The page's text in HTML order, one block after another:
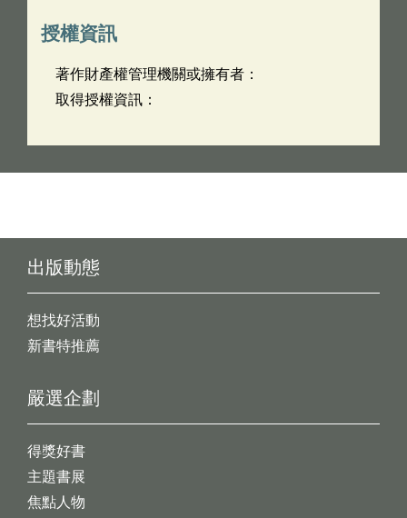
授權資訊
著作財產權管理機關或擁有者：
取得授權資訊：
出版動態
想找好活動
新書特推薦
嚴選企劃
得獎好書
主題書展
焦點人物